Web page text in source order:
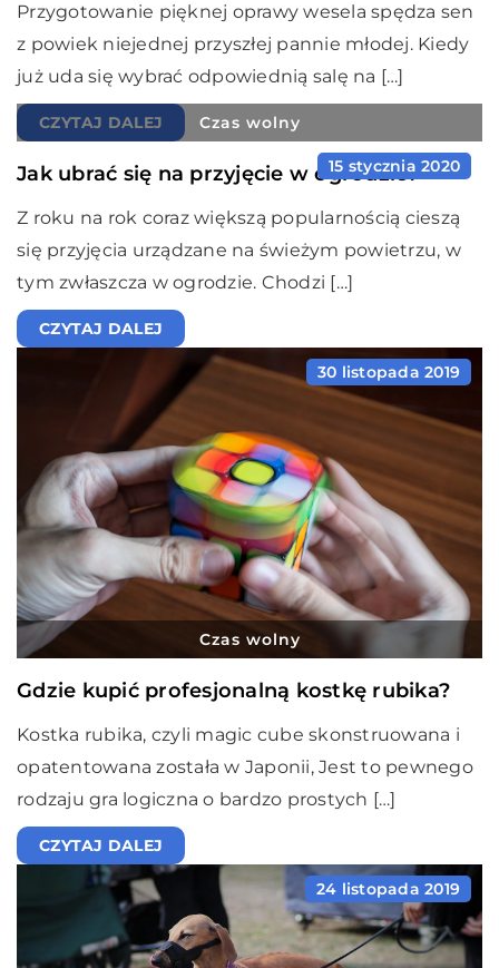
Przygotowanie pięknej oprawy wesela spędza sen
z powiek niejednej przyszłej pannie młodej. Kiedy
już uda się wybrać odpowiednią salę na […]
CZYTAJ DALEJ
15 stycznia 2020
Czas wolny
Jak ubrać się na przyjęcie w ogrodzie?
Z roku na rok coraz większą popularnością cieszą
się przyjęcia urządzane na świeżym powietrzu, w
tym zwłaszcza w ogrodzie. Chodzi […]
CZYTAJ DALEJ
30 listopada 2019
Czas wolny
Gdzie kupić profesjonalną kostkę rubika?
Kostka rubika, czyli magic cube skonstruowana i
opatentowana została w Japonii, Jest to pewnego
rodzaju gra logiczna o bardzo prostych […]
CZYTAJ DALEJ
24 listopada 2019